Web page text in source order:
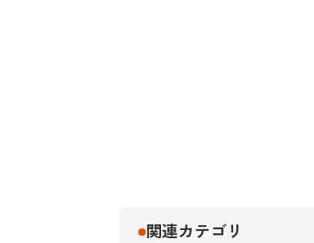
関連カテゴリ